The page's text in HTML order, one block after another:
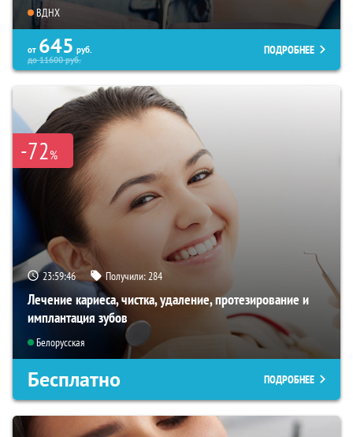
ВДНХ
от 645 руб.
до11600руб.
ПОДРОБНЕЕ
-72%
23:59:45 Получили:284
Лечение кариеса, чистка, удаление, протезирование и
имплантация зубов
Белорусская
Бесплатно ПОДРОБНЕЕ